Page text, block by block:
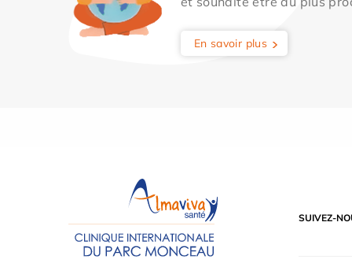
En savoir plus
SUIVEZ-